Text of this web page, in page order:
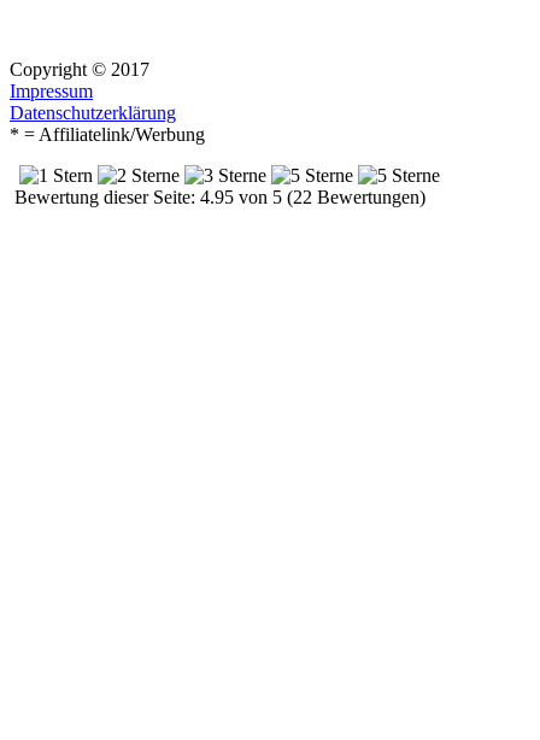
Copyright © 2017
Impressum
Datenschutzerklärung
* = Affiliatelink/Werbung
Bewertung dieser Seite: 4.95 von 5 (22 Bewertungen)